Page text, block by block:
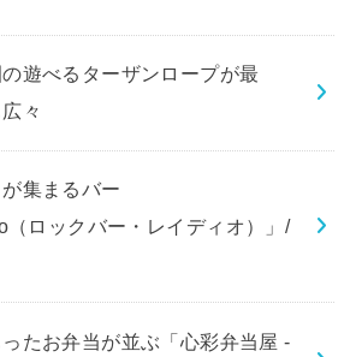
遊べるターザンロープが最
々
集まるバー
（ロックバー・レイディオ）」/
たお弁当が並ぶ「心彩弁当屋 -